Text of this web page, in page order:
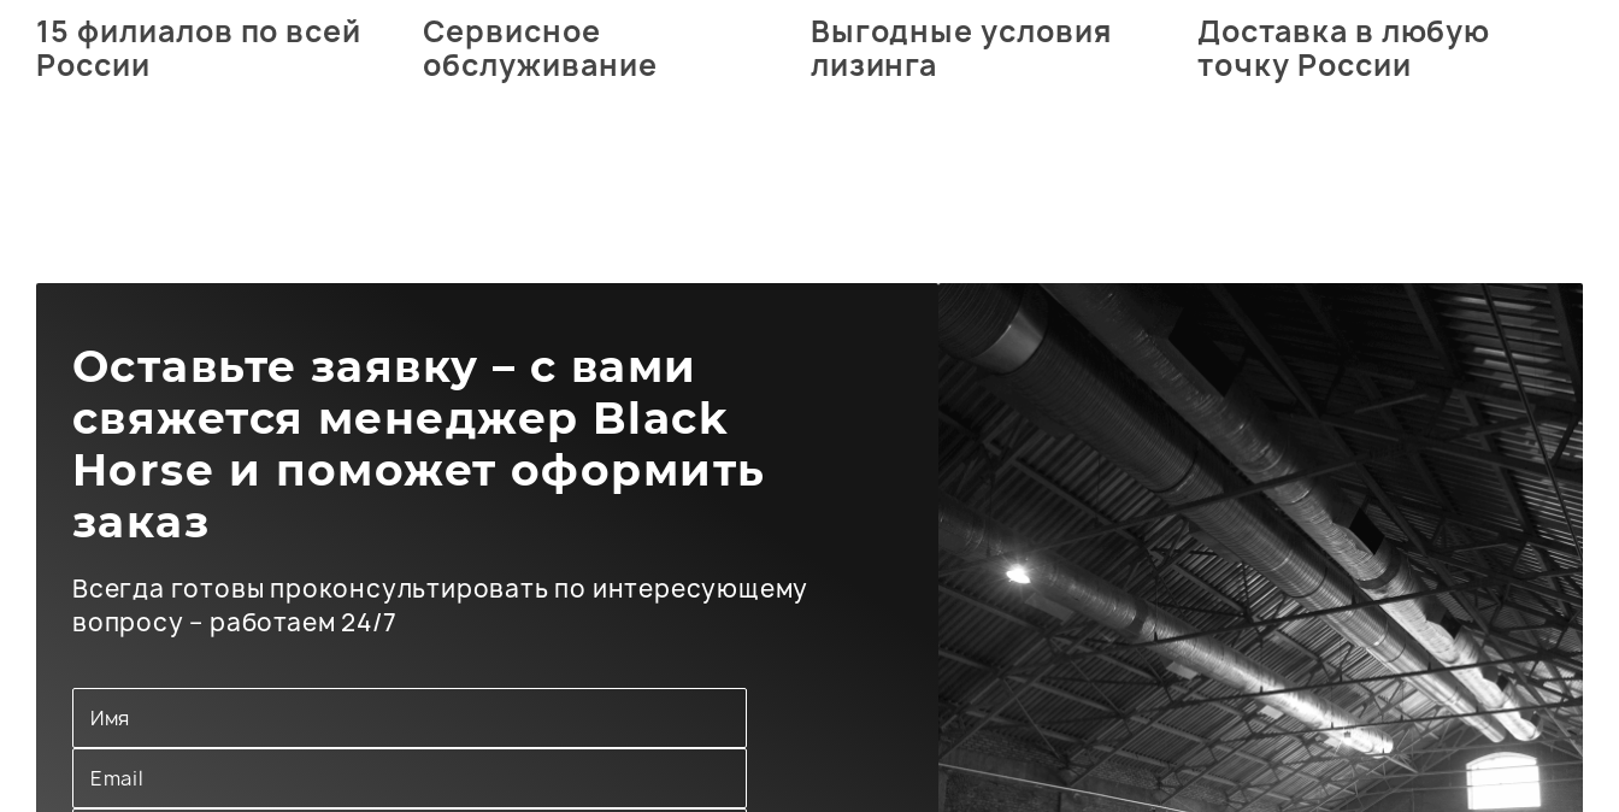
15 филиалов по всей
России
Сервисное
обслуживание
Выгодные условия
лизинга
Доставка в любую
точку России
Оставьте заявку – с вами
свяжется менеджер Black
Horse и поможет оформить
заказ
Всегда готовы проконсультировать по интересующему
вопросу – работаем 24/7